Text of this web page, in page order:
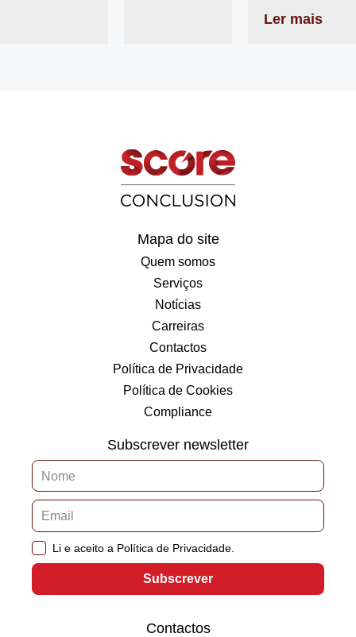
Ler mais
Mapa do site
Quem somos
Serviços
Notícias
Carreiras
Contactos
Política de Privacidade
Política de Cookies
Compliance
Subscrever newsletter
Li e aceito a Política de Privacidade.
Subscrever
Contactos